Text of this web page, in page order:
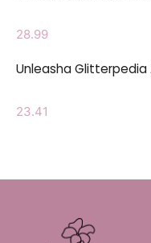
28.99
Unleasha Glitterpedia
23.41